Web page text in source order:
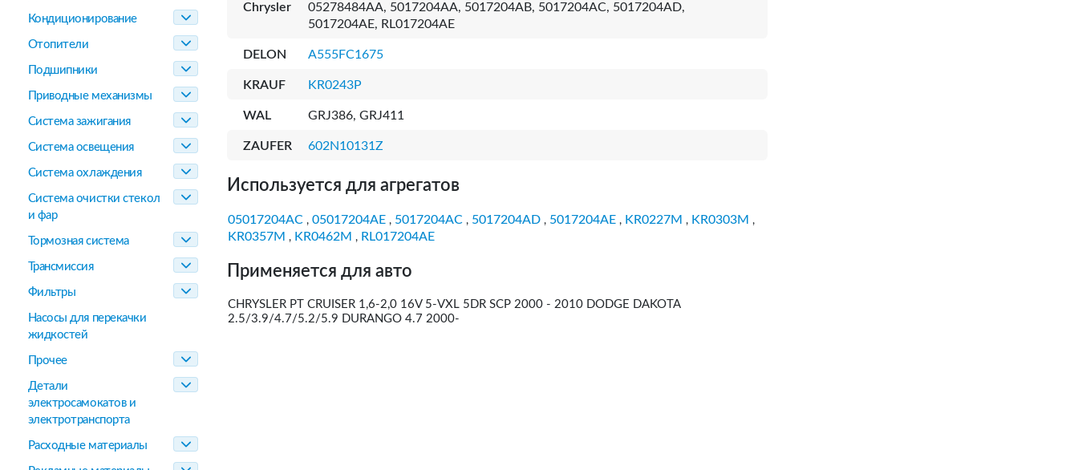
Кондиционирование
Отопители
Подшипники
Приводные механизмы
Система зажигания
Система освещения
Система охлаждения
Система очистки стекол
и фар
Тормозная система
Трансмиссия
Фильтры
Насосы для перекачки
жидкостей
Прочее
Детали
электросамокатов и
электротранспорта
Расходные материалы
Chrysler
05278484AA, 5017204AA, 5017204AB, 5017204AC, 5017204AD,
5017204AE, RL017204AE
DELON A555FC1675
KRAUF KR0243P
WAL GRJ386, GRJ411
ZAUFER 602N10131Z
Используется для агрегатов
05017204AC , 05017204AE , 5017204AC , 5017204AD , 5017204AE , KR0227M , KR0303M ,
KR0357M , KR0462M , RL017204AE
Применяется для авто
CHRYSLER PT CRUISER 1,6-2,0 16V 5-VXL 5DR SCP 2000 - 2010 DODGE DAKOTA
2.5/3.9/4.7/5.2/5.9 DURANGO 4.7 2000-